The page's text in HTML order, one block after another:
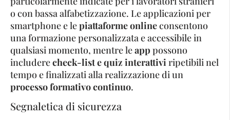
o con bassa alfabetizzazione. Le applicazioni per
smartphone e lepiattaforme onlineconsentono
una formazione personalizzata e accessibile in
qualsiasi momento, mentre leapp possono
includerecheck-list e quiz interattiviripetibili nel
tempo e finalizzati alla realizzazione di un
processo formativo continuo.
Segnaletica di sicurezza